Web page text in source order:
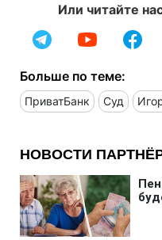
Или читайте
Больше по теме:
ПриватБанк Суд